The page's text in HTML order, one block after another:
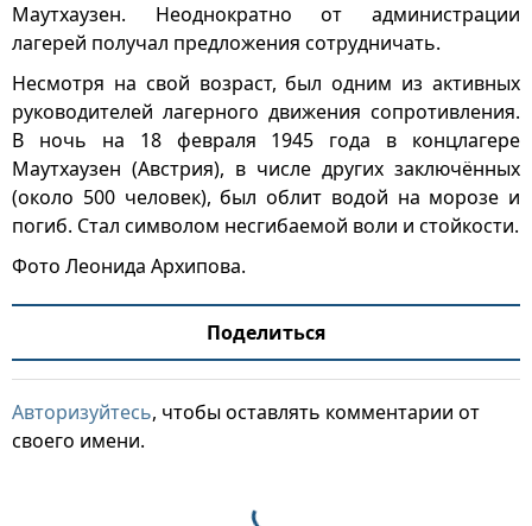
Маутхаузен. Неоднократно от администрации
лагерей получал предложения сотрудничать.
Несмотря на свой возраст, был одним из активных
руководителей лагерного движения сопротивления.
В ночь на 18 февраля 1945 года в концлагере
Маутхаузен (Австрия), в числе других заключённых
(около 500 человек), был облит водой на морозе и
погиб. Стал символом несгибаемой воли и стойкости.
Фото Леонида Архипова.
Поделиться
Авторизуйтесь, чтобы оставлять комментарии от
своего имени.